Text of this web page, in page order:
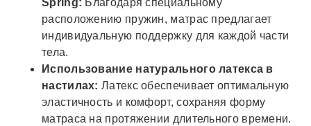
Spring: Благодаря специальному
расположению пружин, матрас предлагает
индивидуальную поддержку для каждой части
тела.
Использование натурального латекса в
настилах: Латекс обеспечивает оптимальную
эластичность и комфорт, сохраняя форму
матраса на протяжении длительного времени.